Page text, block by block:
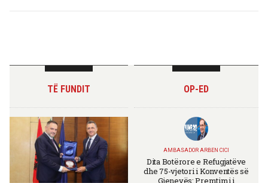
TË FUNDIT OP-ED
AMBASADOR ARBEN CICI
Dita Botërore e Refugjatëve
dhe 75-vjetori i Konventës së
Gjenevës: Premtimi i